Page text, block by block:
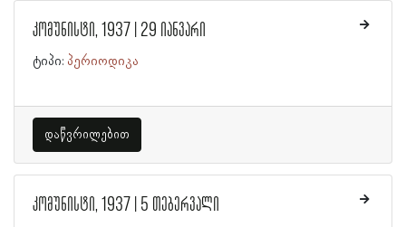
კომუნისტი, 1937 | 29 იანვარი
ტიპი: პერიოდიკა
დაწვრილებით
კომუნისტი, 1937 | 5 თებერვალი